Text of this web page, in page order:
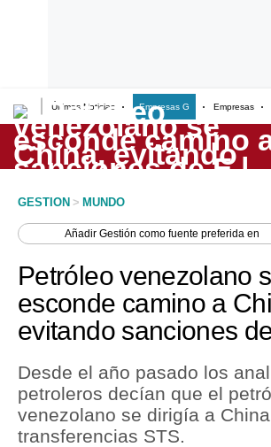
Últimas Noticias Empresas G Empresas
Lo último
Peru Quiosco
Economía
Mercados
Política
Tu Dinero
GESTION > MUNDO
AñadirGestión como fuente preferida en
Petróleo venezolano
esconde camino a
evitando sanciones
Desde el año pasado los
petroleros decían que el
venezolano se dirigía a
transferencias STS.